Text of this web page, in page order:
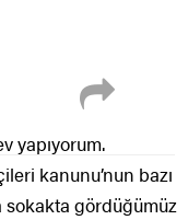
yapıyorum.
kanunu’nun bazı
gördüğümüz